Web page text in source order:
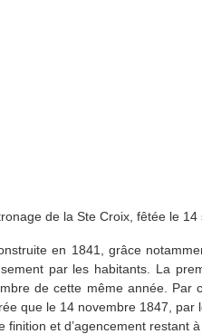
de la Ste Croix, fêtée le 14
en 1841, grâce
par les habitants. La
de cette même année. Par
que le 14 novembre 1847, par
et d’agencement restant à